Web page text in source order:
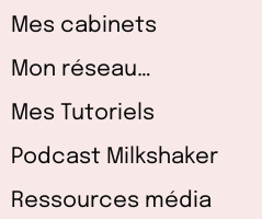
Mes cabinets
Mon réseau…
Mes Tutoriels
Podcast Milkshaker
Ressources média